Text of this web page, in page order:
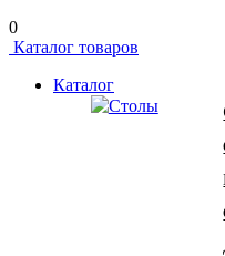
0
Каталог товаров
Каталог